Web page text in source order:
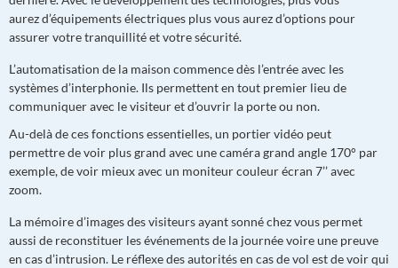
aurez d’équipements électriques plus vous aurez d’options pour
assurer votre tranquillité et votre sécurité.
L’automatisation de la maison commence dès l’entrée avec les
systèmes d’interphonie. Ils permettent en tout premier lieu de
communiquer avec le visiteur et d’ouvrir la porte ou non.
Au-delà de ces fonctions essentielles, un portier vidéo peut
permettre de voir plus grand avec une caméra grand angle 170° par
exemple, de voir mieux avec un moniteur couleur écran 7’’ avec
zoom.
La mémoire d’images des visiteurs ayant sonné chez vous permet
aussi de reconstituer les événements de la journée voire une preuve
en cas d’intrusion. Le réflexe des autorités en cas de vol est de voir qui